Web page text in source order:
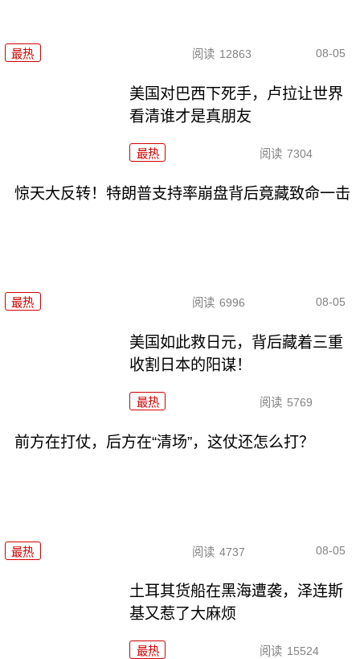
最热 阅读 12863 08-05
美国对巴西下死手，卢拉让世界
看清谁才是真朋友
最热 阅读 7304
惊天大反转！特朗普支持率崩盘背后竟藏致命一击
最热 阅读 6996 08-05
美国如此救日元，背后藏着三重
收割日本的阳谋！
最热 阅读 5769
前方在打仗，后方在“清场”，这仗还怎么打？
最热 阅读 4737 08-05
土耳其货船在黑海遭袭，泽连斯
基又惹了大麻烦
最热 阅读 15524